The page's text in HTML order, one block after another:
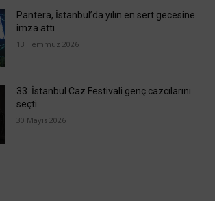
Pantera, İstanbul’da yılın en sert gecesine
imza attı
13 Temmuz 2026
33. İstanbul Caz Festivali genç cazcılarını
seçti
30 Mayıs 2026